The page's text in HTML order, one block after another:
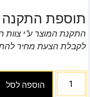
תוספת התקנה
התקנת המוצר ע"י
לקבלת הצעת מחיר
הוספה לסל